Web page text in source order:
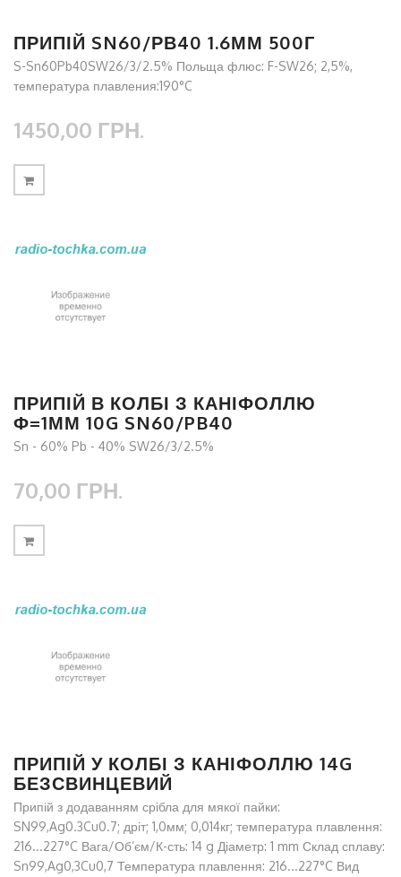
ПРИПІЙ SN60/РВ40 1.6ММ 500Г
S-Sn60Pb40SW26/3/2.5% Польща флюс: F-SW26; 2,5%,
температура плавления:190°C
1450,00 ГРН.
ПРИПІЙ В КОЛБІ З КАНІФОЛЛЮ
Ф=1ММ 10G SN60/PB40
Sn - 60% Pb - 40% SW26/3/2.5%
70,00 ГРН.
ПРИПІЙ У КОЛБІ З КАНІФОЛЛЮ 14G
БЕЗСВИНЦЕВИЙ
Припій з додаванням срібла для мякої пайки:
SN99,Ag0.3Cu0.7; дріт; 1,0мм; 0,014кг; температура плавлення:
216...227°C Вага/Об’єм/К-сть: 14 g Діаметр: 1 mm Склад сплаву:
Sn99,Ag0,3Cu0,7 Температура плавлення: 216...227°C Вид